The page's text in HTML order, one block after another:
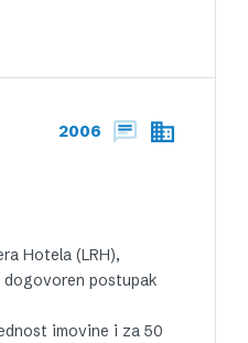
2006
Hotela (LRH),
dogovoren postupak
imovine i za 50